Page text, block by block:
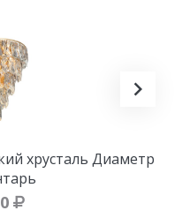
хрусталь Диаметр